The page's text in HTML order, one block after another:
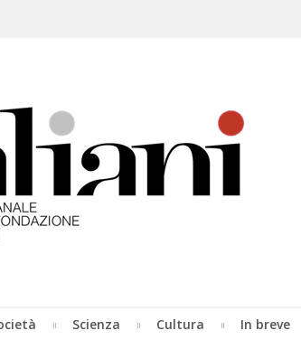
Scienza Cultura In breve